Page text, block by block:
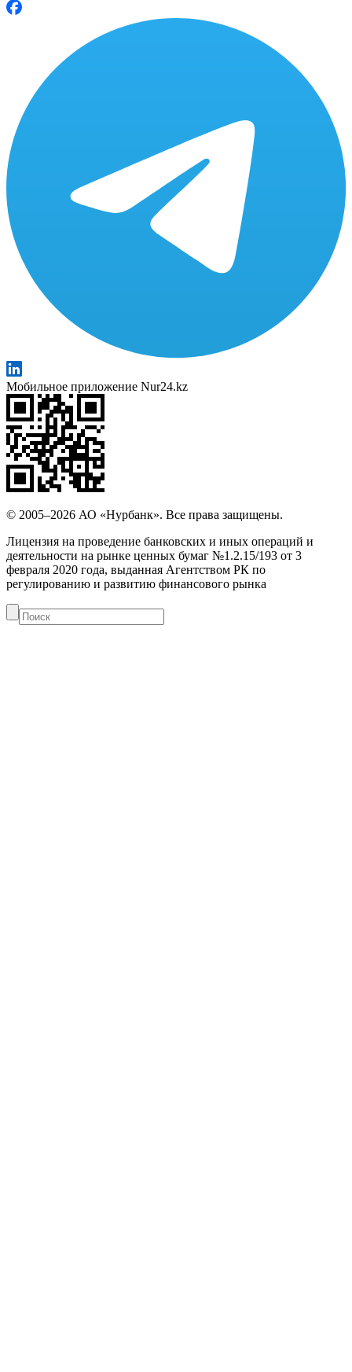
Мобильное приложение Nur24.kz
© 2005–2026 АО «Нурбанк». Все права защищены.
Лицензия на проведение банковских и иных операций и
деятельности на рынке ценных бумаг №1.2.15/193 от 3
февраля 2020 года, выданная Агентством РК по
регулированию и развитию финансового рынка